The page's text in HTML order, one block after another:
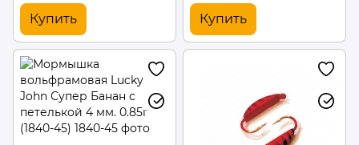
Купить Купить